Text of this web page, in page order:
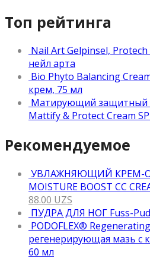
Топ рейтинга
Nail Art Gelpinsel, Protech
нейл арта
Bio Phyto Balancing
крем, 75 мл
Матирующий защитный
Mattify & Protect Cream
Рекомендуемое
УВЛАЖНЯЮЩИЙ КРЕМ-
MOISTURE BOOST CC
88.00 UZS
ПУДРА ДЛЯ НОГ Fuss-
PODOFLEX®
регенерирующая мазь с
60 мл